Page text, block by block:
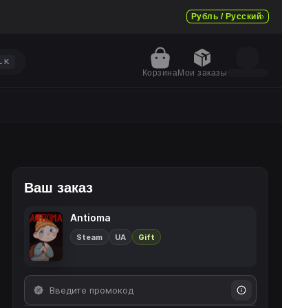
Рубль / Русский
K
КорзинаМои заказы
Ваш заказ
Antioma
Steam UA Gift